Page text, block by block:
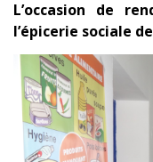
L’occasion de
l’épicerie sociale